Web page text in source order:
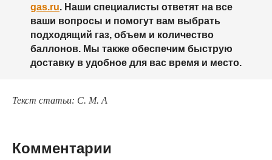
gas.ru. Наши специалисты ответят на все
ваши вопросы и помогут вам выбрать
подходящий газ, объем и количество
баллонов. Мы также обеспечим быструю
доставку в удобное для вас время и место.
Текст статьи: С. М. А
Комментарии